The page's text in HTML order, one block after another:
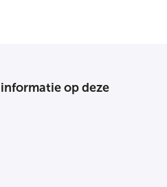
op deze